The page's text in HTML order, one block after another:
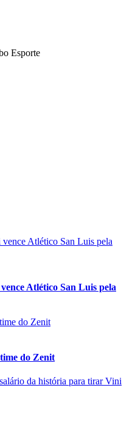
Esporte
Atlético San Luis pela
do Zenit